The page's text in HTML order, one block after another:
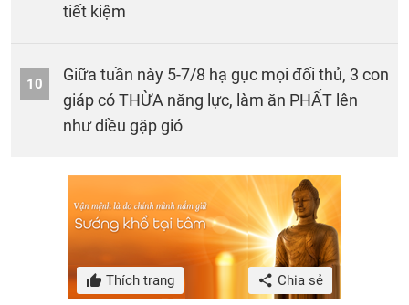
tiết kiệm
10
Giữa tuần này 5-7/8 hạ gục mọi đối thủ, 3 con
giáp có THỪA năng lực, làm ăn PHẤT lên
như diều gặp gió
Thích trang Chia sẻ